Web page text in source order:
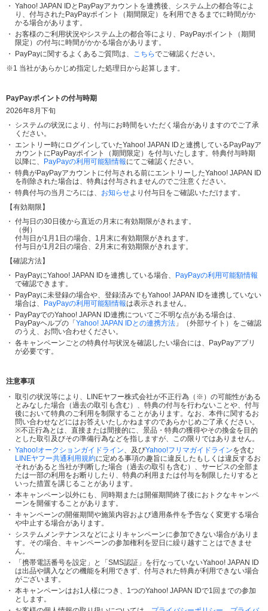
Yahoo! JAPAN IDとPayPayアカウントを連携後、システム上の都合等によ
り、付与されたPayPayポイント（期間限定）を利用できるまでに時間がか
かる場合があります。
お客様のご利用状況やシステム上の都合等により、PayPayポイント（期間
限定）の付与に時間がかかる場合があります。
PayPayに関するよくあるご質問は、 こちらでご確認ください。
当社があらかじめ指定した処理日から起算します。
PayPayポイントの付与時期
2026年8月下旬
システムの状況により、付与にお時間をいただく場合がありますのでご了承
ください。
エントリー時にログインしていたYahoo! JAPAN IDと連携しているPayPayア
カウントにPayPayポイント（期間限定）を付与いたします。特典付与時期
以降に、
PayPayの利用可能額情報にてご確認ください。
特典がPayPayアカウントに付与される前にエントリーしたYahoo! JAPAN ID
を削除された場合は、特典は付与されませんのでご注意ください。
特典付与の当月ごろには、 お知らせより付与日をご確認いただけます。
【有効期限】
付与日の30日後から直近の月末に有効期限がきれます。
（例）
付与日が1月1日の場合、1月末に有効期限がきれます。
付与日が1月2日の場合、2月末に有効期限がきれます。
【確認方法】
PayPayにYahoo! JAPAN IDを連携している場合、
PayPayの利用可能額情報
で確認できます。
PayPayに未登録の場合や、登録済みでもYahoo! JAPAN IDを連携していない
場合は、
PayPayの利用可能額情報は表示されません。
PayPayでのYahoo! JAPAN ID連携についてご不明な点がある場合は、
PayPayヘルプの「 Yahoo! JAPAN IDとの連携方法 」（外部サイト）をご確認
のうえ、お問い合わせください。
各キャンペーンごとの特典付与状況を確認したい場合には、PayPayアプリ
が必要です。
注意事項
取引の状況等により、LINEヤフー株式会社が不正行為（※）の可能性がある
とみなした場合（過去の取引も含む）、特典の付与を行わないことや、付与
後において特典のご利用を制限することがあります。なお、本件に関するお
問い合わせなどにはお答えいたしかねますのであらかじめご了承ください。
※不正行為とは、直接または間接的に、景品・特典の獲得やその換金を目的
とした取引及びその準備行為などを指しますが、この限りではありません。
Yahoo!オークションガイドライン、及びYahoo!フリマガイドラインを含む
LINEヤフー共通利用規約に定める事項の趣旨に違反したもしくは違反するお
それがあると当社が判断した場合（過去の取引も含む）、サービスの全部ま
たは一部の利用をお断りしたり、特典の利用または付与を制限したりすると
いった措置を講じることがあります。
本キャンペーン以外にも、同時期または開催期間終了後におトクなキャンペ
ーンを開催することがあります。
キャンペーンの開催期間や施策内容および適用条件を予告なく変更する場合
や中止する場合があります。
システムメンテナンスなどによりキャンペーンに参加できない場合がありま
す。その場合、キャンペーンの参加権利を翌日に繰り越すことはできませ
ん。
「携帯電話番号を設定」と「SMS認証」を行なっていないYahoo! JAPAN ID
は出品や購入などの機能を利用できず、付与された特典が利用できない場合
がございます。
本キャンペーンはお1人様につき、1つのYahoo! JAPAN IDで1回までの参加
とします。